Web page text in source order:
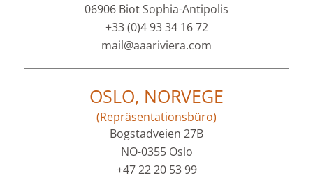
06906 Biot Sophia-Antipolis
+33 (0)4 93 34 16 72
mail@aaariviera.com
OSLO, NORVEGE
(Repräsentationsbüro)
Bogstadveien 27B
NO-0355 Oslo
+47 22 20 53 99